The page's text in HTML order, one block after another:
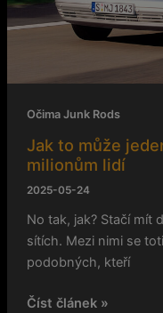
Očima Junk Rods
Jak to může
milionům lidí
2025-05-24
No tak, jak? Stačí mít
sítích. Mezi nimi se
podobných, kteří
milionům
lidí
Číst článek »